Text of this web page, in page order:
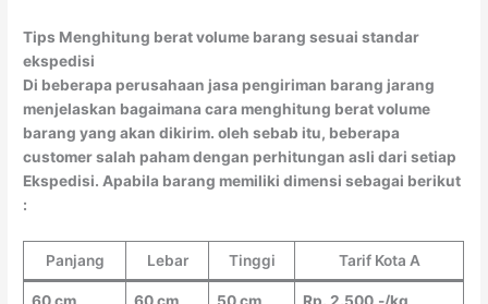
Tips Menghitung berat volume barang sesuai standar
ekspedisi
Di beberapa perusahaan jasa pengiriman barang jarang
menjelaskan bagaimana cara menghitung berat volume
barang yang akan dikirim. oleh sebab itu, beberapa
customer salah paham dengan perhitungan asli dari setiap
Ekspedisi. Apabila barang memiliki dimensi sebagai berikut
:
Panjang Lebar Tinggi Tarif Kota A
60 cm 60 cm 50 cm Rp. 2.500,-/kg